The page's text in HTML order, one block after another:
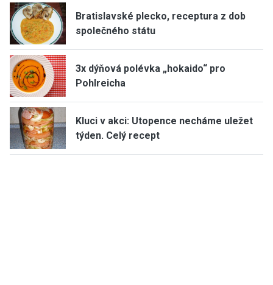
Bratislavské plecko, receptura z dob
společného státu
3x dýňová polévka „hokaido“ pro
Pohlreicha
Kluci v akci: Utopence necháme uležet
týden. Celý recept